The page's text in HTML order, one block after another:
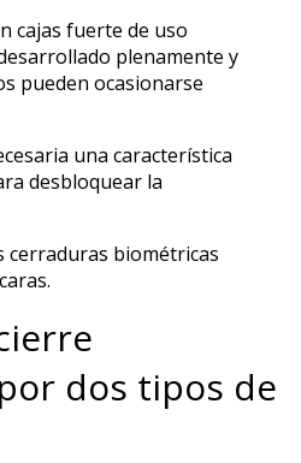
cajas fuerte de uso
plenamente y
pueden ocasionarse
una característica
desbloquear la
cerraduras biométricas
dos tipos de